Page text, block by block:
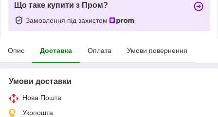
Що таке купити з Пром?
Замовлення під захистом
Опис Доставка Оплата Умови повернення
Умови доставки
Нова Пошта
Укрпошта